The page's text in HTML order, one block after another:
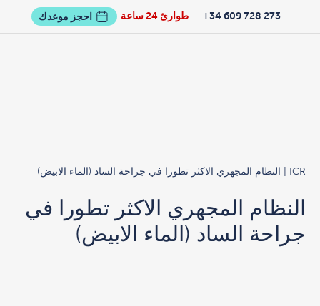
طوارئ 24 ساعة 273 728 609 34+ احجز موعدك
ICR | النظام المجهري الاكثر تطورا في جراحة الساد (الماء الابيض)
النظام المجهري الاكثر تطورا في
جراحة الساد (الماء الابيض)